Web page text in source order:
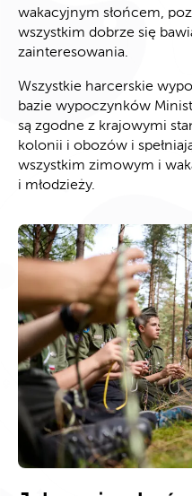
wakacyjnym słońcem,
wszystkim dobrze się
zainteresowania.
Wszystkie harcerskie
bazie wypoczynków
są zgodne z krajowymi
kolonii i obozów i
wszystkim zimowym i
i młodzieży.